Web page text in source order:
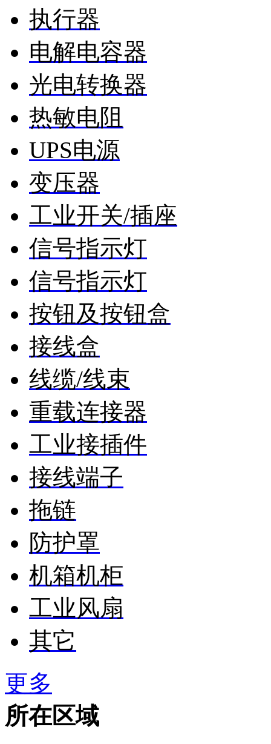
执行器
电解电容器
光电转换器
热敏电阻
UPS电源
变压器
工业开关/插座
信号指示灯
信号指示灯
按钮及按钮盒
接线盒
线缆/线束
重载连接器
工业接插件
接线端子
拖链
防护罩
机箱机柜
工业风扇
其它
更多
所在区域